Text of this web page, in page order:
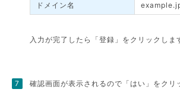
ドメイン名
入力が完了したら「登録」をクリックしま
確認画面が表示されるので「はい」をクリ